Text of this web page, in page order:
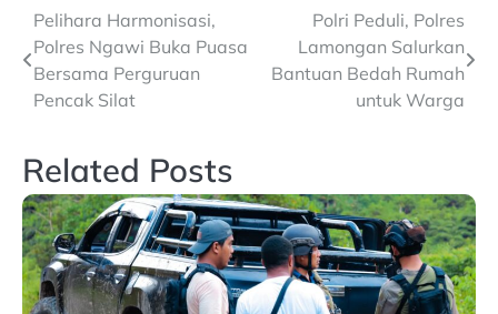
Post
navigation
Pelihara Harmonisasi,
Polres Ngawi Buka Puasa
Bersama Perguruan
Pencak Silat
Polri Peduli, Polres
Lamongan Salurkan
Bantuan Bedah Rumah
untuk Warga
Related Posts